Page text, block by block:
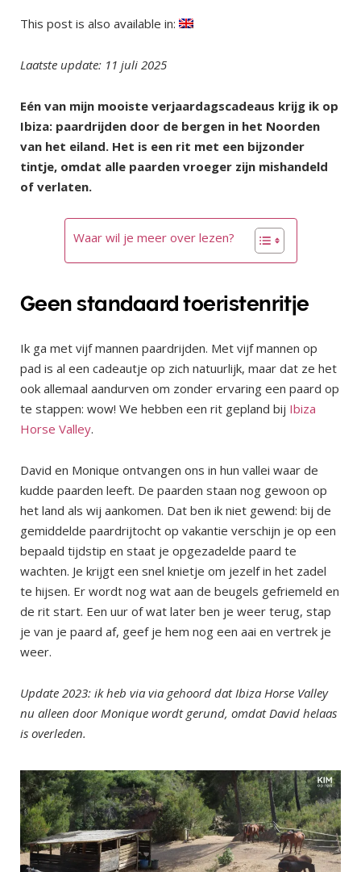
This post is also available in:
Laatste update: 11 juli 2025
Eén van mijn mooiste verjaardagscadeaus krijg ik op
Ibiza: paardrijden door de bergen in het Noorden
van het eiland. Het is een rit met een bijzonder
tintje, omdat alle paarden vroeger zijn mishandeld
of verlaten.
Waar wil je meer over lezen?
Geen standaard toeristenritje
Ik ga met vijf mannen paardrijden. Met vijf mannen op
pad is al een cadeautje op zich natuurlijk, maar dat ze het
ook allemaal aandurven om zonder ervaring een paard op
te stappen: wow! We hebben een rit gepland bij Ibiza
Horse Valley.
David en Monique ontvangen ons in hun vallei waar de
kudde paarden leeft. De paarden staan nog gewoon op
het land als wij aankomen. Dat ben ik niet gewend: bij de
gemiddelde paardrijtocht op vakantie verschijn je op een
bepaald tijdstip en staat je opgezadelde paard te
wachten. Je krijgt een snel knietje om jezelf in het zadel
te hijsen. Er wordt nog wat aan de beugels gefriemeld en
de rit start. Een uur of wat later ben je weer terug, stap
je van je paard af, geef je hem nog een aai en vertrek je
weer.
Update 2023: ik heb via via gehoord dat Ibiza Horse Valley
nu alleen door Monique wordt gerund, omdat David helaas
is overleden.